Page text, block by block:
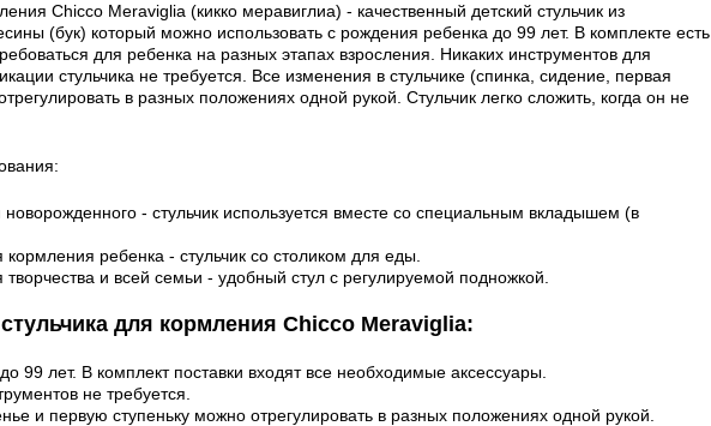
Chicco Meraviglia (кикко меравиглиа) - качественный детский стульчик из
(бук) который можно использовать с рождения ребенка до 99 лет. В комплекте есть
для ребенка на разных этапах взросления. Никаких инструментов для
стульчика не требуется. Все изменения в стульчике (спинка, сидение, первая
в разных положениях одной рукой. Стульчик легко сложить, когда он не
- стульчик используется вместе со специальным вкладышем (в
кормления ребенка - стульчик со столиком для еды.
творчества и всей семьи - удобный стул с регулируемой подножкой.
для кормления Chicco Meraviglia:
99 лет. В комплект поставки входят все необходимые аксессуары.
не требуется.
и первую ступеньку можно отрегулировать в разных положениях одной рукой.